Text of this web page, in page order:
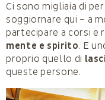
Ci sono migliaia di
soggiornare qui – a
partecipare a corsi e
mente e spirito. E
proprio quello di
queste persone.